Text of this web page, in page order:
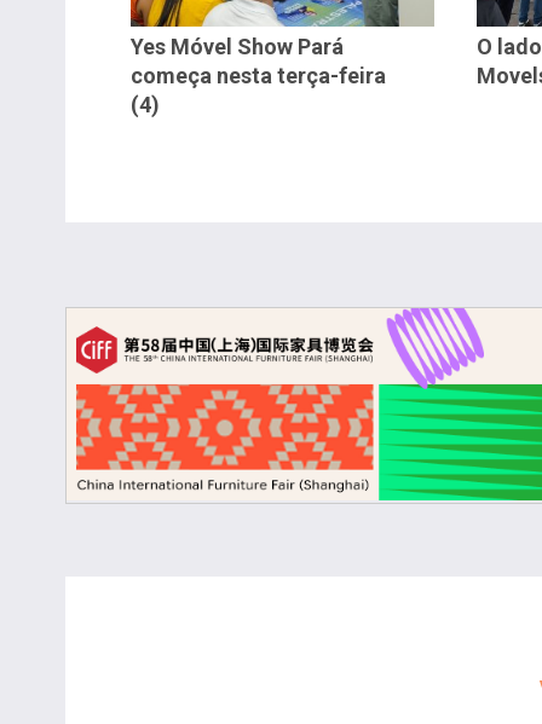
Yes Móvel Show Pará
começa nesta terça-feira
(4)
O